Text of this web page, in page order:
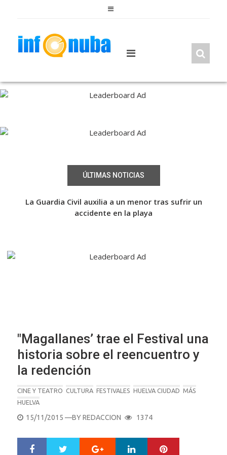
ÚLTIMAS NOTICIAS
La Guardia Civil auxilia a un menor tras sufrir un
accidente en la playa
La fusión de circo y flamenco de ‘Empaque’ llega al
Festival de Teatro y Danza Castillo de Niebla
"Magallanes’ trae el Festival una
historia sobre el reencuentro y
la redención
CINE Y TEATRO CULTURA FESTIVALES HUELVA CIUDAD MÁS
HUELVA
POSTED
15/11/2015 —BYREDACCION 1374
Google+ LinkedIn